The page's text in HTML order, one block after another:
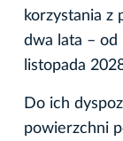
korzystania z
dwa lata – od
listopada
Do ich
powierzchni